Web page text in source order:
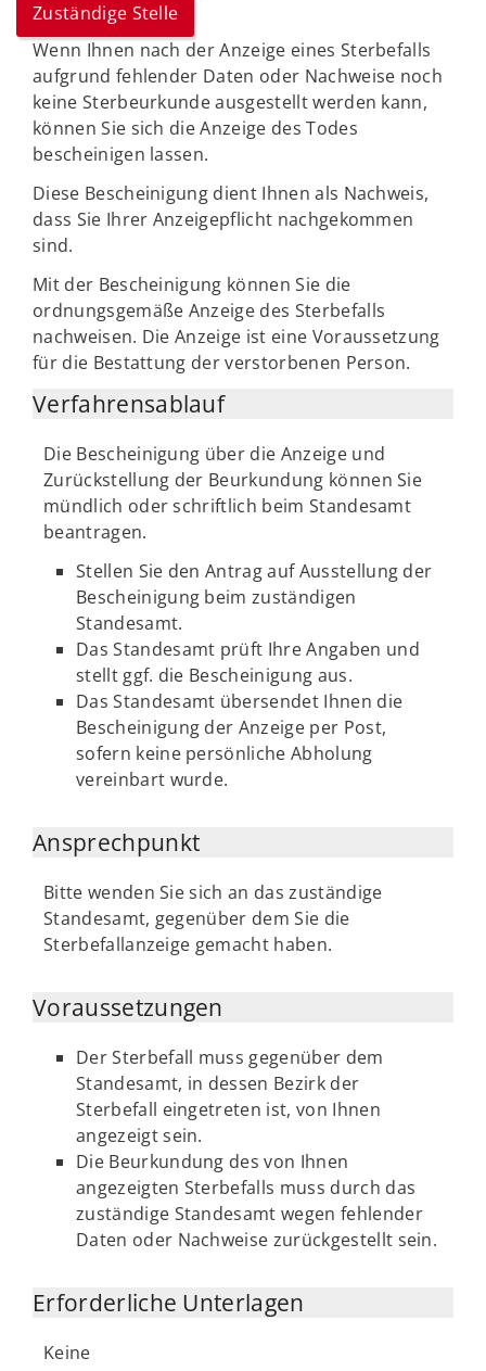
Zuständige Stelle
Wenn Ihnen nach der Anzeige eines Sterbefalls
aufgrund fehlender Daten oder Nachweise noch
keine Sterbeurkunde ausgestellt werden kann,
können Sie sich die Anzeige des Todes
bescheinigen lassen.
Diese Bescheinigung dient Ihnen als Nachweis,
dass Sie Ihrer Anzeigepflicht nachgekommen
sind.
Mit der Bescheinigung können Sie die
ordnungsgemäße Anzeige des Sterbefalls
nachweisen. Die Anzeige ist eine Voraussetzung
für die Bestattung der verstorbenen Person.
Verfahrensablauf
Die Bescheinigung über die Anzeige und
Zurückstellung der Beurkundung können Sie
mündlich oder schriftlich beim Standesamt
beantragen.
Stellen Sie den Antrag auf Ausstellung der
Bescheinigung beim zuständigen
Standesamt.
Das Standesamt prüft Ihre Angaben und
stellt ggf. die Bescheinigung aus.
Das Standesamt übersendet Ihnen die
Bescheinigung der Anzeige per Post,
sofern keine persönliche Abholung
vereinbart wurde.
Ansprechpunkt
Bitte wenden Sie sich an das zuständige
Standesamt, gegenüber dem Sie die
Sterbefallanzeige gemacht haben.
Voraussetzungen
Der Sterbefall muss gegenüber dem
Standesamt, in dessen Bezirk der
Sterbefall eingetreten ist, von Ihnen
angezeigt sein.
Die Beurkundung des von Ihnen
angezeigten Sterbefalls muss durch das
zuständige Standesamt wegen fehlender
Daten oder Nachweise zurückgestellt sein.
Erforderliche Unterlagen
Keine